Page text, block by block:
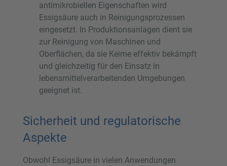
antimikrobiellen Eigenschaften wird
Essigsäure auch in Reinigungsprozessen
eingesetzt. In Produktionsanlagen dient sie
zur Reinigung von Maschinen und
Oberflächen, da sie Keime effektiv bekämpft
und gleichzeitig für den Einsatz in
lebensmittelverarbeitenden Umgebungen
geeignet ist.
Sicherheit und regulatorische
Aspekte
Obwohl Essigsäure in vielen Anwendungen